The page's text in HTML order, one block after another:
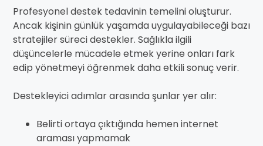
Profesyonel destek tedavinin temelini oluşturur.
Ancak kişinin günlük yaşamda uygulayabileceği bazı
stratejiler süreci destekler. Sağlıkla ilgili
düşüncelerle mücadele etmek yerine onları fark
edip yönetmeyi öğrenmek daha etkili sonuç verir.
Destekleyici adımlar arasında şunlar yer alır:
Belirti ortaya çıktığında hemen internet
araması yapmamak